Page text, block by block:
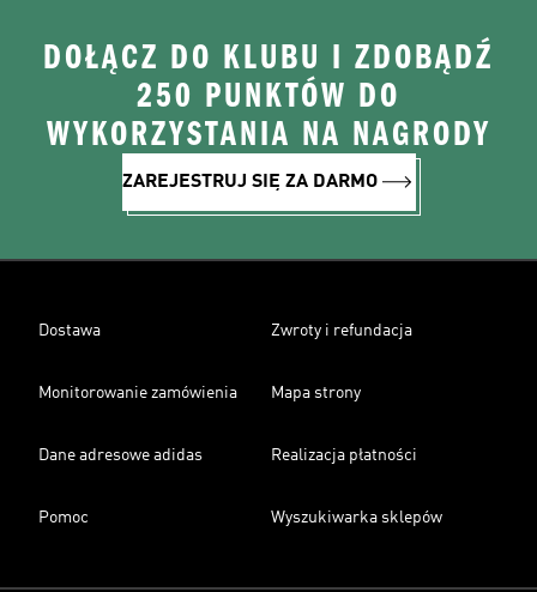
DOŁĄCZ DO KLUBU I ZDOBĄDŹ
250 PUNKTÓW DO
WYKORZYSTANIA NA NAGRODY
ZAREJESTRUJ SIĘ ZA DARMO
Dostawa Zwroty i refundacja
Monitorowanie zamówienia Mapa strony
Dane adresowe adidas Realizacja płatności
Pomoc Wyszukiwarka sklepów